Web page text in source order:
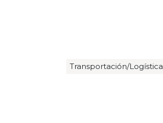
Transportación/Logística